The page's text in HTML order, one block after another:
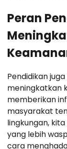
Peran
Pendidikan
meningkatkan
memberikan
masyarakat
lingkungan,
yang lebih
cara